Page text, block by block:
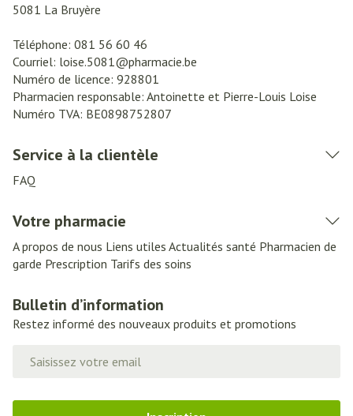
5081 La Bruyère
Téléphone: 081 56 60 46
Courriel: loise.5081@pharmacie.be
Numéro de licence: 928801
Pharmacien responsable: Antoinette et Pierre-Louis Loise
Numéro TVA: BE0898752807
Service à la clientèle
FAQ
Votre pharmacie
A propos de nous Liens utiles Actualités santé Pharmacien de
garde Prescription Tarifs des soins
Bulletin d’information
Restez informé des nouveaux produits et promotions